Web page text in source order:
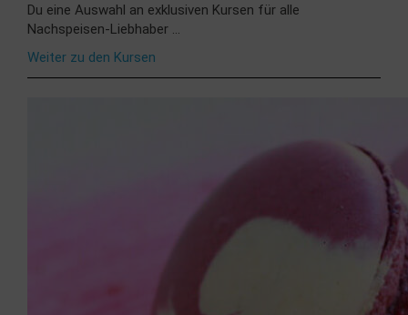
Du eine Auswahl an exklusiven Kursen für alle
Nachspeisen-Liebhaber ...
Weiter zu den Kursen